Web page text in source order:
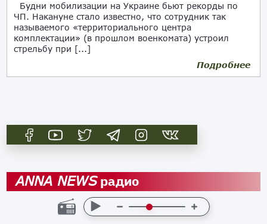
Будни мобилизации на Украине бьют рекорды по
ЧП. Накануне стало известно, что сотрудник так
называемого «территориального центра
комплектации» (в прошлом военкомата) устроил
стрельбу при [...]
Подробнее
ANNA NEWSрадио